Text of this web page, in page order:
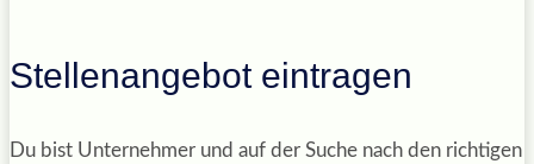
Stellenangebot eintragen
Du bist Unternehmer und auf der Suche nach den richtigen